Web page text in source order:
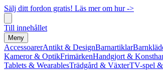
Sälj ditt fordon gratis! Läs mer om hur ->
Till innehållet
Meny
AccessoarerAntikt & DesignBarnartiklar
Kameror & OptikFrimärkenHandgjort &
Tablets & WearablesTrädgård & VäxterTV-spel